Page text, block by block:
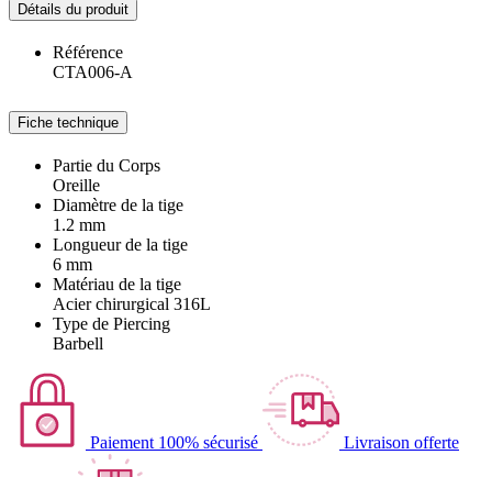
Détails du produit
Référence
CTA006-A
Fiche technique
Partie du Corps
Oreille
Diamètre de la tige
1.2 mm
Longueur de la tige
6 mm
Matériau de la tige
Acier chirurgical 316L
Type de Piercing
Barbell
Paiement 100% sécurisé Livraison offerte